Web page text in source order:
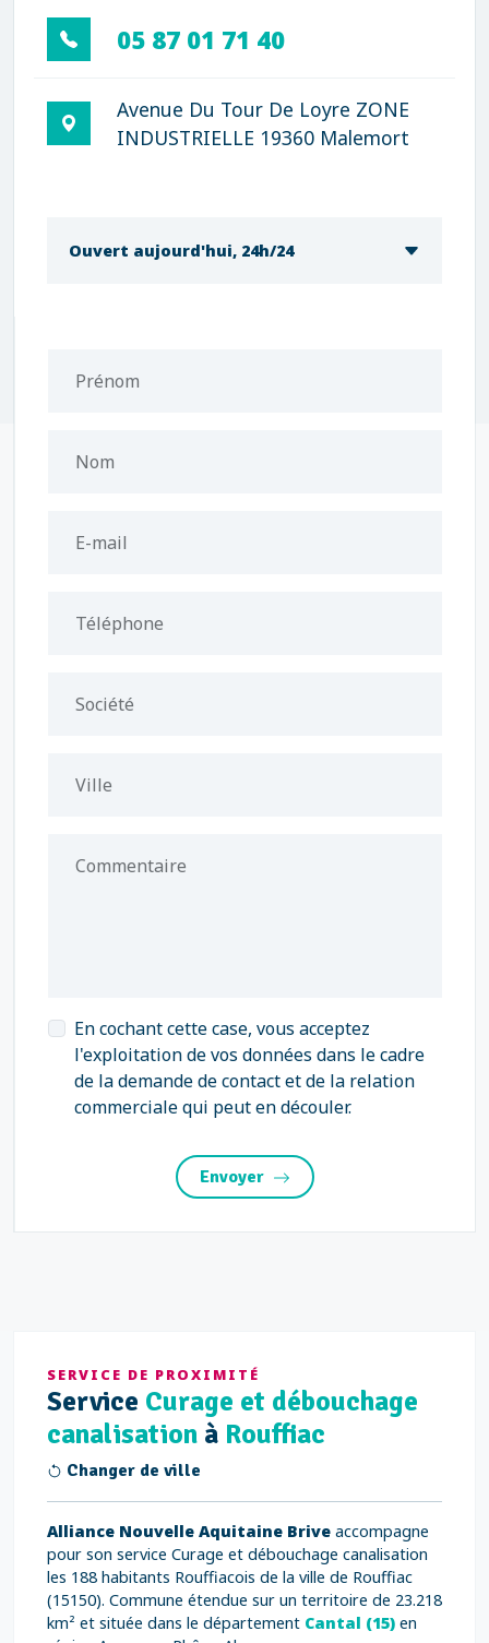
05 87 01 71 40
Avenue Du Tour De Loyre ZONE
INDUSTRIELLE 19360 Malemort
Ouvert aujourd'hui, 24h/24
Prénom
Nom
E-mail
Téléphone
Société
Ville
Commentaire
En cochant cette case, vous acceptez
l'exploitation de vos données dans le cadre
de la demande de contact et de la relation
commerciale qui peut en découler.
Envoyer
SERVICE DE PROXIMITÉ
Service Curage et débouchage
canalisation à Rouffiac
Changer de ville
Alliance Nouvelle Aquitaine Brive accompagne
pour son service Curage et débouchage canalisation
les 188 habitants Rouffiacois de la ville de Rouffiac
(15150). Commune étendue sur un territoire de 23.218
km² et située dans le département Cantal (15) en